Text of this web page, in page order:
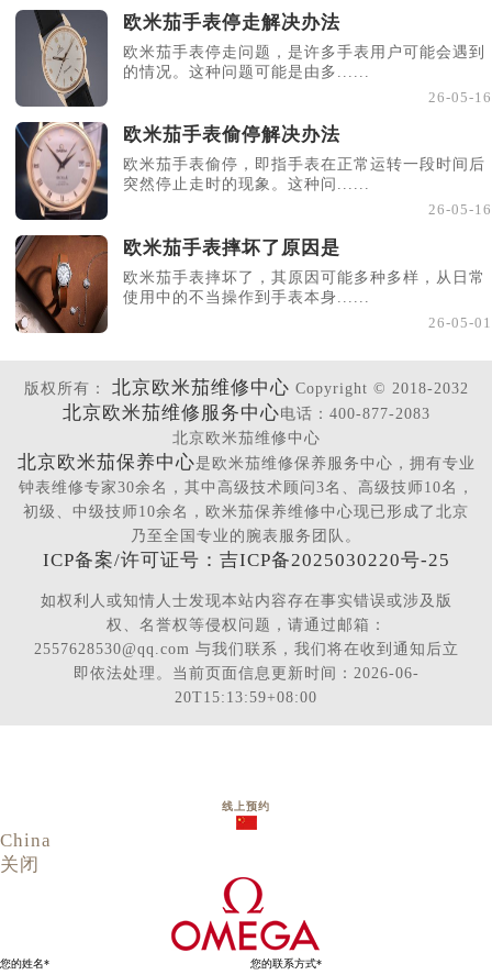
欧米茄手表停走解决办法
欧米茄手表停走问题，是许多手表用户可能会遇到
的情况。这种问题可能是由多......
26-05-16
欧米茄手表偷停解决办法
欧米茄手表偷停，即指手表在正常运转一段时间后
突然停止走时的现象。这种问......
26-05-16
欧米茄手表摔坏了原因是
欧米茄手表摔坏了，其原因可能多种多样，从日常
使用中的不当操作到手表本身......
26-05-01
版权所有： 北京欧米茄维修中心 Copyright © 2018-2032
北京欧米茄维修服务中心电话：400-877-2083
北京欧米茄维修中心
北京欧米茄保养中心是欧米茄维修保养服务中心，拥有专业
钟表维修专家30余名，其中高级技术顾问3名、高级技师10名，
初级、中级技师10余名，欧米茄保养维修中心现已形成了北京
乃至全国专业的腕表服务团队。
ICP备案/许可证号：吉ICP备2025030220号-25
如权利人或知情人士发现本站内容存在事实错误或涉及版
权、名誉权等侵权问题，请通过邮箱：
2557628530@qq.com 与我们联系，我们将在收到通知后立
即依法处理。当前页面信息更新时间：2026-06-
20T15:13:59+08:00
线上预约
China
关闭